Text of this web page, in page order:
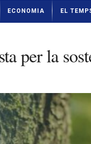
ECONOMIA EL
per la